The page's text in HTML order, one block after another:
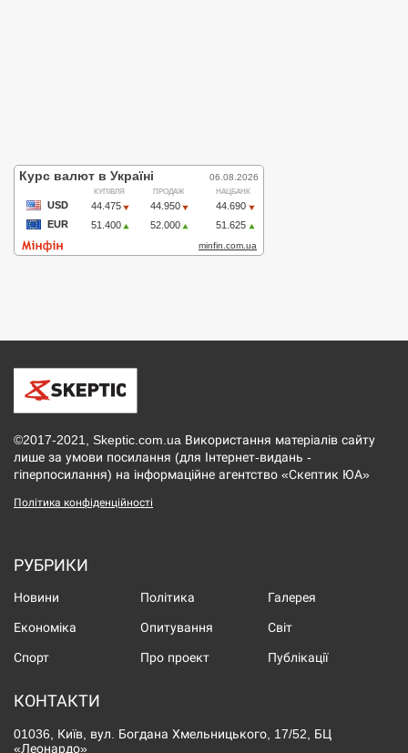
©2017-2021, Skeptic.com.ua Використання матеріалів сайту
лише за умови посилання (для Інтернет-видань -
гіперпосилання) на інформаційне агентство «Скептик ЮА»
Політика конфіденційності
РУБРИКИ
Новини Політика Галерея
Економіка Опитування Світ
Спорт Про проект Публікації
КОНТАКТИ
01036, Київ, вул. Богдана Хмельницького, 17/52, БЦ
«Леонардо»